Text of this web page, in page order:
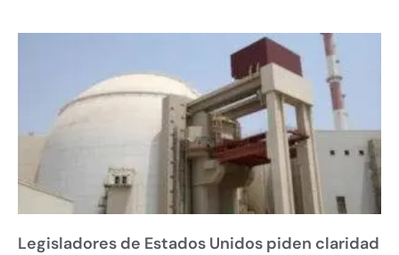
Legisladores de Estados Unidos piden claridad